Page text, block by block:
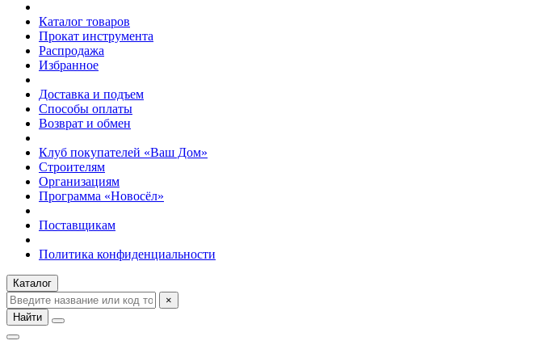
Каталог товаров
Прокат инструмента
Распродажа
Избранное
Доставка и подъем
Способы оплаты
Возврат и обмен
Клуб покупателей «Ваш Дом»
Строителям
Организациям
Программа «Новосёл»
Поставщикам
Политика конфиденциальности
Каталог
×
Найти